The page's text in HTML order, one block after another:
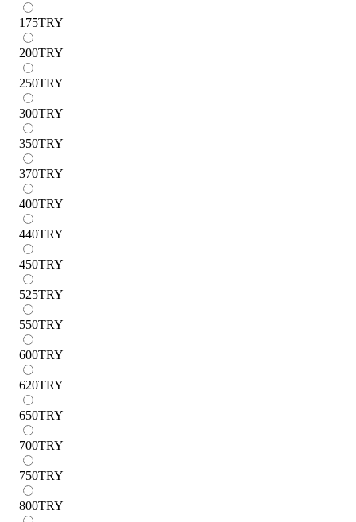
175TRY
200TRY
250TRY
300TRY
350TRY
370TRY
400TRY
440TRY
450TRY
525TRY
550TRY
600TRY
620TRY
650TRY
700TRY
750TRY
800TRY